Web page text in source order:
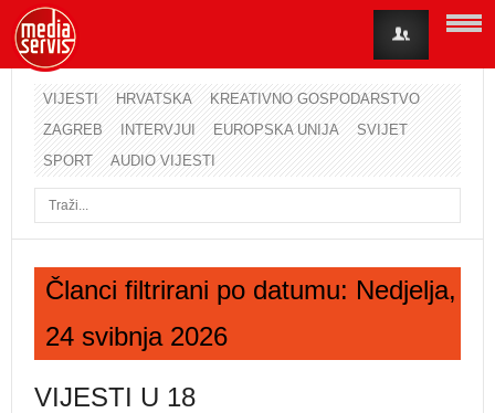
VIJESTI HRVATSKA
KREATIVNO GOSPODARSTVO
ZAGREB
INTERVJUI EUROPSKA UNIJA
SVIJET
SPORT
AUDIO VIJESTI
Članci filtrirani po datumu: Nedjelja,
24 svibnja 2026
VIJESTI U 18
Korisničko ime
Lozinka
Zaboravili ste lozinku?